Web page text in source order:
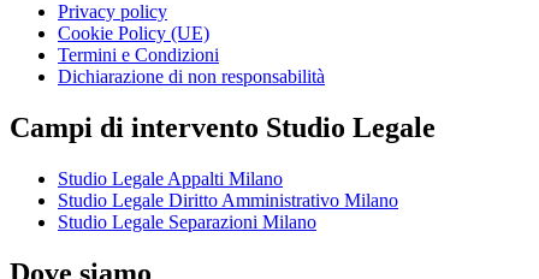
Privacy policy
Cookie Policy (UE)
Termini e Condizioni
Dichiarazione di non responsabilità
Campi di intervento Studio Legale
Studio Legale Appalti Milano
Studio Legale Diritto Amministrativo Milano
Studio Legale Separazioni Milano